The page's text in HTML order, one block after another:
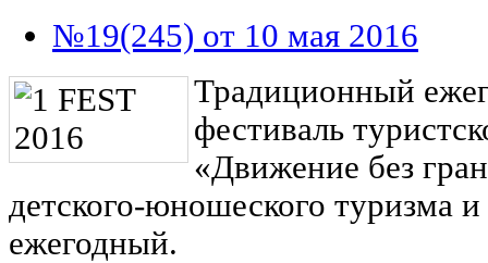
№19(245) от 10 мая 2016
Традиционный
фестиваль
«Движение без
детского-юношеского туризма
ежегодный.